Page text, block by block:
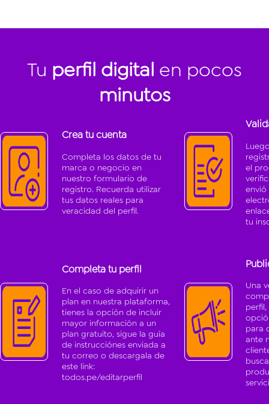
personas
Perú.
negocio.
Tu perfil digital en pocos
minutos
Crea tu cuenta
Completa los datos de tu
marca o negocio en
nuestro formulario de
registro. Recuerda utilizar
tus datos reales para
veracidad del perfil.
el
tu
Completa tu perfil
En el caso de adquirir un
plan en nuestra plataforma,
tienes la opción de incluir
mayor información a un
plan gratuito, sigue la guía
de instrucciónes enviada a
tu correo o descargala de
este link:
todos.pe/editarperfil
Una
para
ante